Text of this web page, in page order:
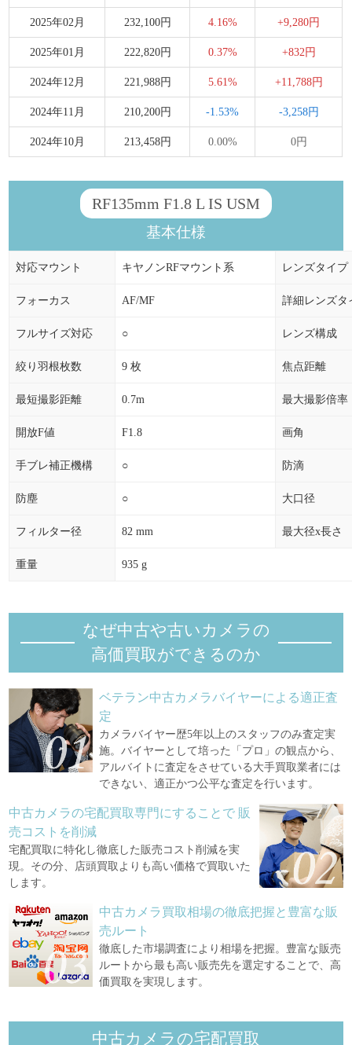
2025年02月 232,100円 4.16% +9,280円
2025年01月 222,820円 0.37% +832円
2024年12月 221,988円 5.61% +11,788円
2024年11月 210,200円 -1.53% -3,258円
2024年10月 213,458円 0.00% 0円
RF135mm F1.8 L IS USM
基本仕様
対応マウント キヤノンRFマウント系 レンズタイプ
フォーカス AF/MF 詳細レンズタ
フルサイズ対応 ○ レンズ構成
絞り羽根枚数 9 枚 焦点距離
最短撮影距離 0.7m 最大撮影倍率
開放F値 F1.8 画角
手ブレ補正機構 ○ 防滴
防塵 ○ 大口径
フィルター径 82 mm 最大径x長さ
重量 935 g
なぜ中古や古いカメラの
高価買取ができるのか
ベテラン中古カメラバイヤーによる適正査
定
カメラバイヤー歴5年以上のスタッフのみ査定実
施。バイヤーとして培った「プロ」の観点から、
アルバイトに査定をさせている大手買取業者には
できない、適正かつ公平な査定を行います。
中古カメラの宅配買取専門にすることで 販
売コストを削減
宅配買取に特化し徹底した販売コスト削減を実
現。その分、店頭買取よりも高い価格で買取いた
します。
中古カメラ買取相場の徹底把握と豊富な販
売ルート
徹底した市場調査により相場を把握。豊富な販売
ルートから最も高い販売先を選定することで、高
価買取を実現します。
中古カメラの宅配買取